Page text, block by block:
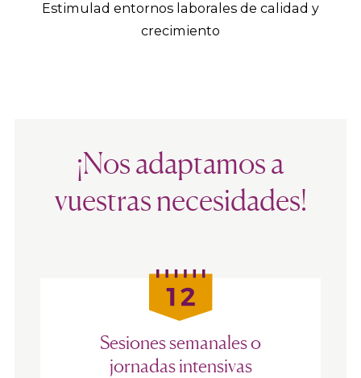
Estimulad entornos laborales de calidad y
crecimiento
¡Nos adaptamos a
vuestras necesidades!
Sesiones semanales o
jornadas intensivas